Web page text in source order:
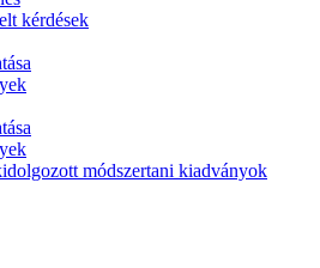
kérdések
módszertani kiadványok